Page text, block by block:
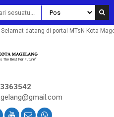
Selamat datang di portal MTsN Kota